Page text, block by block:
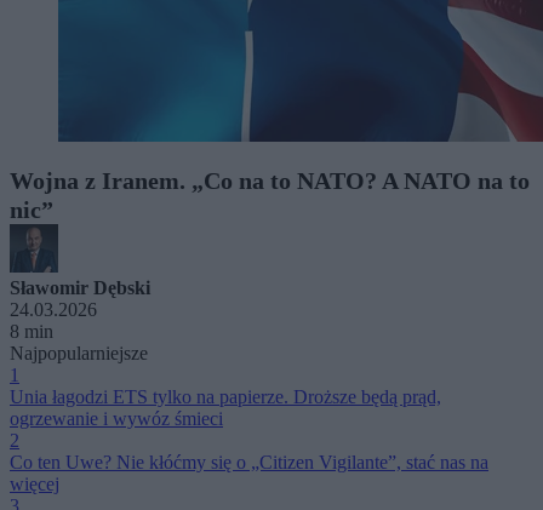
Wojna z Iranem. „Co na to NATO? A NATO na to
nic”
Sławomir Dębski
24.03.2026
8 min
Najpopularniejsze
1
Unia łagodzi ETS tylko na papierze. Droższe będą prąd,
ogrzewanie i wywóz śmieci
2
Co ten Uwe? Nie kłóćmy się o „Citizen Vigilante”, stać nas na
więcej
3